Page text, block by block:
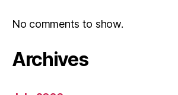
No comments to show.
Archives